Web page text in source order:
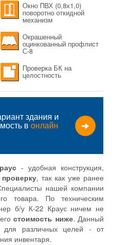
Окно ПВХ (0,8х1,0)
поворотно откидной
механизм
Окрашенный
оцинкованный профлист
С-8
Проверка БК на
целостность
здания и
в онлайн
- удобная конструкция,
, так как уже ранее
нашей компании
товара. По техническим
б/у К-22 Краус ничем не
стоимость ниже. Данный
для различных целей - от
инвентаря.